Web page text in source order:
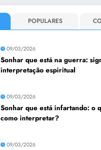
POPULARES
09/03/2026
Sonhar que está na guerra:
interpretação espiritual
09/03/2026
Sonhar que está infartando: o
como interpretar?
09/03/2026